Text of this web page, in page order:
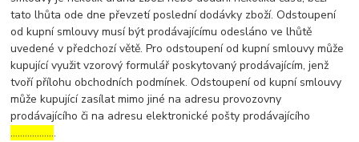
tato lhůta ode dne převzetí poslední dodávky zboží. Odstoupení
od kupní smlouvy musí být prodávajícímu odesláno ve lhůtě
uvedené v předchozí větě. Pro odstoupení od kupní smlouvy může
kupující využit vzorový formulář poskytovaný prodávajícím, jenž
tvoří přílohu obchodních podmínek. Odstoupení od kupní smlouvy
může kupující zasílat mimo jiné na adresu provozovny
prodávajícího či na adresu elektronické pošty prodávajícího
……………….